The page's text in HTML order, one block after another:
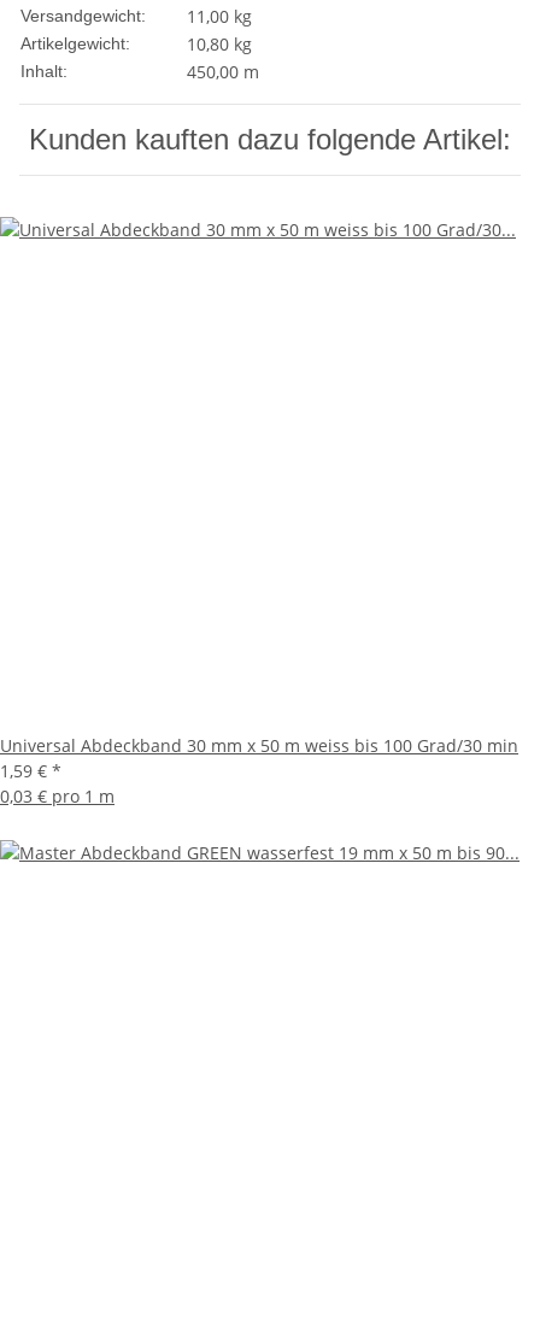
Versandgewicht: 11,00 kg
Artikelgewicht: 10,80 kg
Inhalt: 450,00 m
Kunden kauften dazu folgende Artikel:
Universal Abdeckband 30 mm x 50 m weiss bis 100 Grad/30 min
1,59 € *
0,03 € pro 1 m